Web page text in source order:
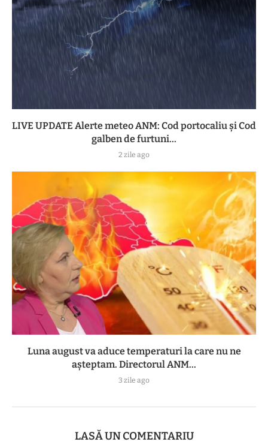
LIVE UPDATE Alerte meteo ANM: Cod portocaliu și Cod
galben de furtuni...
2 zile ago
Luna august va aduce temperaturi la care nu ne
așteptam. Directorul ANM...
3 zile ago
LASĂ UN COMENTARIU